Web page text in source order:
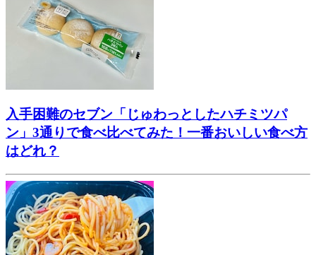
入手困難のセブン「じゅわっとしたハチミツパ
ン」3通りで食べ比べてみた！一番おいしい食べ方
はどれ？